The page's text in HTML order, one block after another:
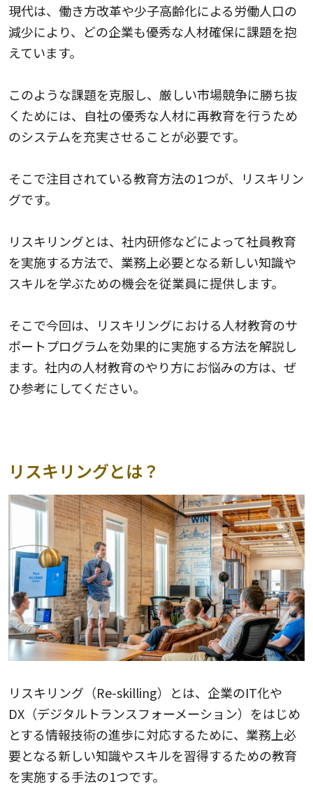
現代は、働き方改革や少子高齢化による労働人口の
減少により、どの企業も優秀な人材確保に課題を抱
えています。
このような課題を克服し、厳しい市場競争に勝ち抜
くためには、自社の優秀な人材に再教育を行うため
のシステムを充実させることが必要です。
そこで注目されている教育方法の1つが、リスキリン
グです。
リスキリングとは、社内研修などによって社員教育
を実施する方法で、業務上必要となる新しい知識や
スキルを学ぶための機会を従業員に提供します。
そこで今回は、リスキリングにおける人材教育のサ
ポートプログラムを効果的に実施する方法を解説し
ます。社内の人材教育のやり方にお悩みの方は、ぜ
ひ参考にしてください。
リスキリングとは？
リスキリング（Re-skilling）とは、企業のIT化や
DX（デジタルトランスフォーメーション）をはじめ
とする情報技術の進歩に対応するために、業務上必
要となる新しい知識やスキルを習得するための教育
を実施する手法の1つです。